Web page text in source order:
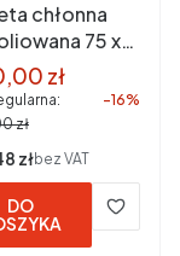
chłonna
75 x
a 300 szt.
promocyjna
zł
zł
-16%
złbez VAT
DO